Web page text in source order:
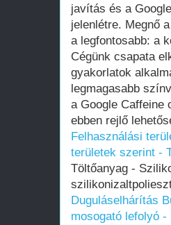
javítás és a
jelenlétre. Megnő
a legfontosabb: a
Cégünk csapata
gyakorlatok
legmagasabb
a Google Caffeine
ebben rejlő
Felhasználási
területek szerint -
Töltőanyag -
Duguláselhárítás
mosogató lefolyó